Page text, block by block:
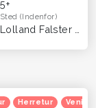
5+
Sted(Indenfor)
Herretur